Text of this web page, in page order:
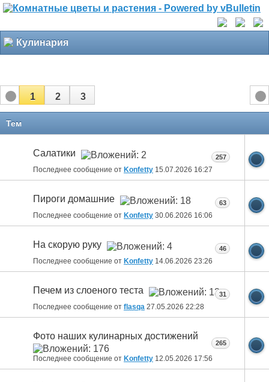
Кулинария
1 2 3
Тем
Салатики
Последнее сообщение от Konfetty 15.07.2026 16:27
257
Пироги домашние
Последнее сообщение от Konfetty 30.06.2026 16:06
63
На скорую руку
Последнее сообщение от Konfetty 14.06.2026 23:26
46
Печем из слоеного теста
Последнее сообщение от flasqa 27.05.2026 22:28
31
Фото наших кулинарных достижений
Последнее сообщение от Konfetty 12.05.2026 17:56
265